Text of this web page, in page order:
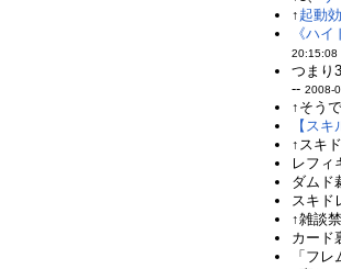
↑ 起動
《ハ
20:15:08
つまり
--2008-
↑そう
【ス
↑スキ
レフィ
ダムド
スキド
↑雑談
カード
「フ